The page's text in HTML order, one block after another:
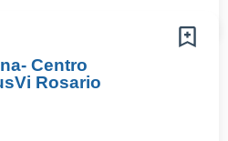
Centro
Rosario